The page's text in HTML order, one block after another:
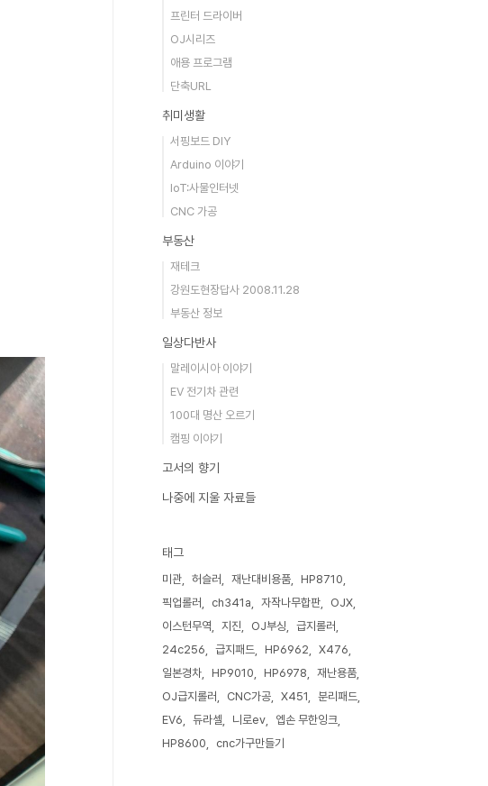
프린터 드라이버
OJ시리즈
애용 프로그램
단축URL
취미생활
서핑보드 DIY
Arduino 이야기
IoT:사물인터넷
CNC 가공
부동산
재테크
강원도현장답사 2008.11.28
부동산 정보
일상다반사
말레이시아 이야기
EV 전기차 관련
100대 명산 오르기
캠핑 이야기
고서의 향기
나중에 지울 자료들
태그
미관 허슬러 재난대비용품
HP8710
픽업롤러
ch341a 자작나무합판
OJX
이스턴무역
지진 OJ부싱
급지롤러
24c256
급지패드 HP6962
X476
일본경차
HP9010 HP6978
재난용품
OJ급지롤러
CNC가공 X451
분리패드
EV6
듀라셀 니로ev
엡손 무한잉크
HP8600
cnc가구만들기